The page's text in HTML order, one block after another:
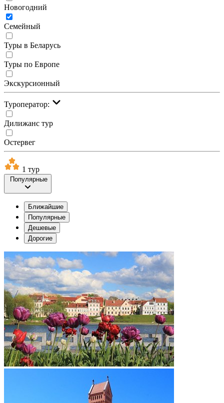
Новогодний
Семейный
Туры в Беларусь
Туры по Европе
Экскурсионный
Туроператор:
Дилижанс тур
Остервег
1 тур
Популярные
Ближайшие
Популярные
Дешевые
Дорогие